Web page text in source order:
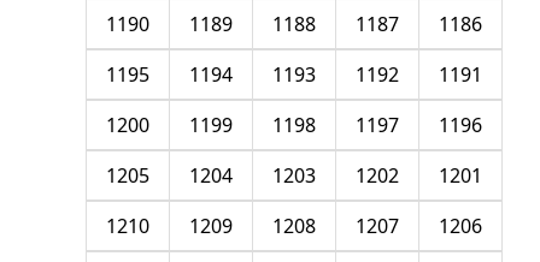
1186
1187
1188
1189
1190
1191
1192
1193
1194
1195
1196
1197
1198
1199
1200
1201
1202
1203
1204
1205
1206
1207
1208
1209
1210